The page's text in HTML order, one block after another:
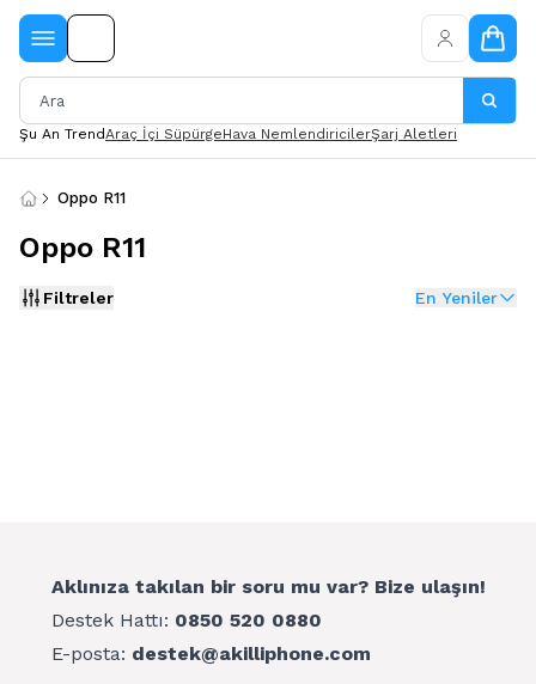
Şu An TrendAraç İçi SüpürgeHava NemlendiricilerŞarj Aletleri
Oppo R11
Oppo R11
Filtreler En Yeniler
Aklınıza takılan bir soru mu var? Bize ulaşın!
Destek Hattı: 0850 520 0880
E-posta: destek@akilliphone.com